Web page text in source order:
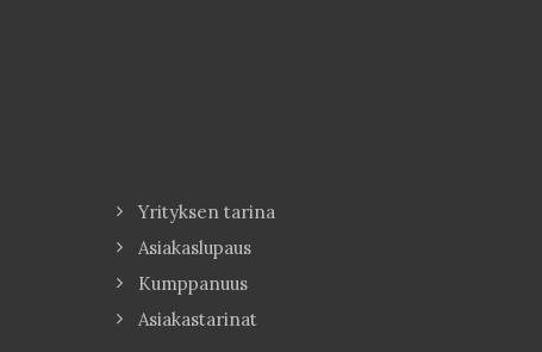
Yrityksen tarina
Asiakaslupaus
Kumppanuus
Asiakastarinat